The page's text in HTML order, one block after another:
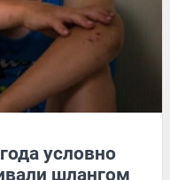
условно
шлангом